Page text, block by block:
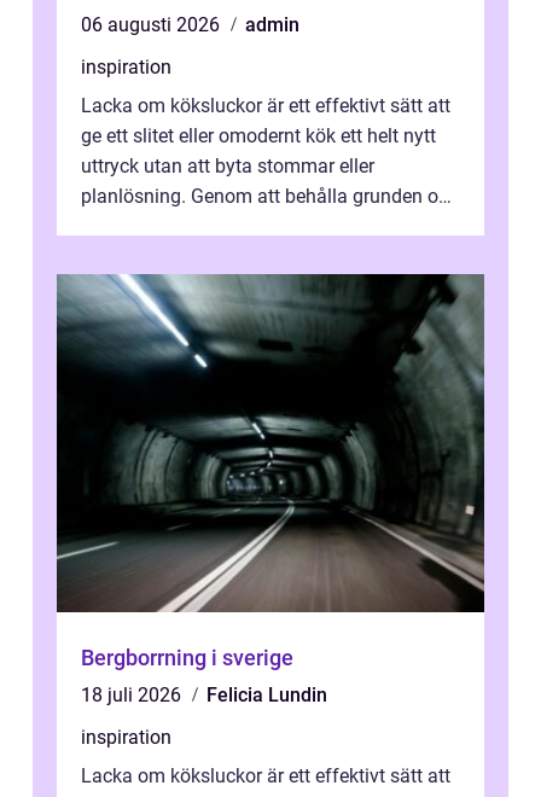
06 augusti 2026
admin
inspiration
Lacka om köksluckor är ett effektivt sätt att
ge ett slitet eller omodernt kök ett helt nytt
uttryck utan att byta stommar eller
planlösning. Genom att behålla grunden och
Bergborrning i sverige
18 juli 2026
Felicia Lundin
inspiration
Lacka om köksluckor är ett effektivt sätt att